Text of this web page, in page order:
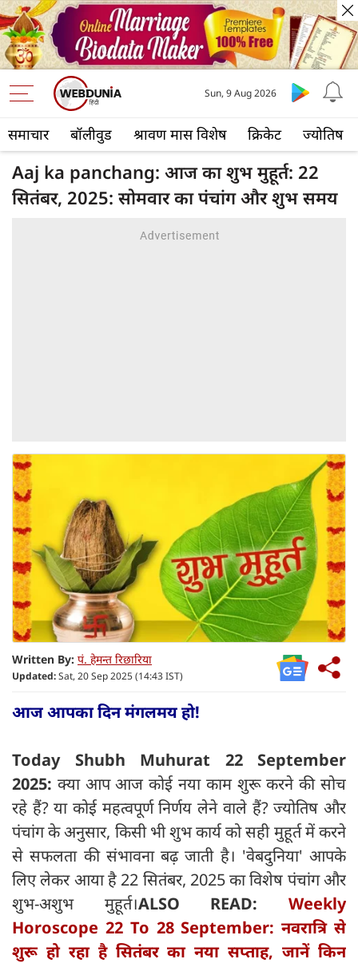
समाचार बॉलीवुड श्रावण मास विशेष क्रिकेट ज्योतिष
Sun, 9 Aug 2026
Aaj ka panchang: आज का शुभ मुहूर्त: 22
सितंबर, 2025: सोमवार का पंचांग और शुभ समय
Written By: पं. हेमन्त रिछारिया
Updated:Sat, 20 Sep 2025 (14:43 IST)
आज आपका दिन मंगलमय हो!
Today Shubh Muhurat 22 September
2025: क्या आप आज कोई नया काम शुरू करने की सोच
रहे हैं? या कोई महत्वपूर्ण निर्णय लेने वाले हैं? ज्योतिष और
पंचांग के अनुसार, किसी भी शुभ कार्य को सही मुहूर्त में करने
से सफलता की संभावना बढ़ जाती है। 'वेबदुनिया' आपके
लिए लेकर आया है 22 सितंबर, 2025 का विशेष पंचांग और
शुभ-अशुभ मुहूर्त।ALSO READ:Weekly
Horoscope 22 To 28 September: नवरात्रि से
शुरू हो रहा है सितंबर का नया सप्ताह, जानें किन